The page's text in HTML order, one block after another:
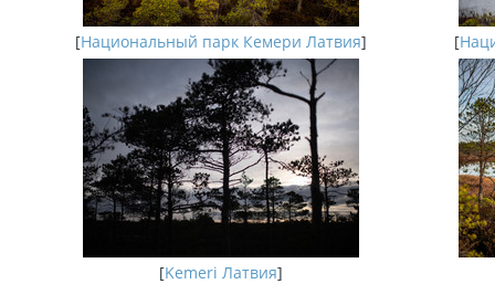
[Национальный парк Кемери Латвия] [
[Kemeri Латвия]